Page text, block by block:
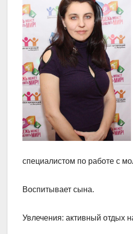
специалистом по работе с
Воспитывает сына.
Увлечения: активный отдых